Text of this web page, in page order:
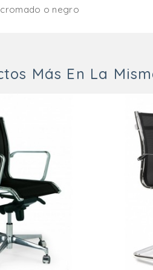
o negro
Más En La